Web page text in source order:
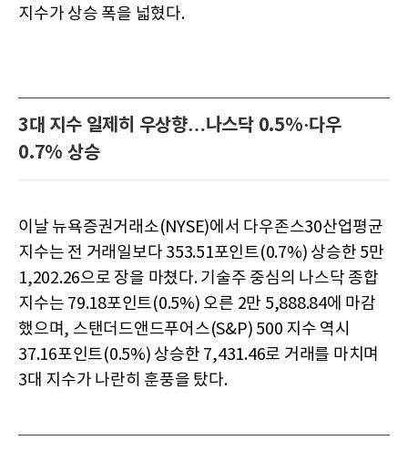
지수가 상승 폭을 넓혔다.
3대 지수 일제히 우상향…나스닥 0.5%·다우
0.7% 상승
이날 뉴욕증권거래소(NYSE)에서 다우존스30산업평균
지수는 전 거래일보다 353.51포인트(0.7%) 상승한 5만
1,202.26으로 장을 마쳤다. 기술주 중심의 나스닥 종합
지수는 79.18포인트(0.5%) 오른 2만 5,888.84에 마감
했으며, 스탠더드앤드푸어스(S&P) 500 지수 역시
37.16포인트(0.5%) 상승한 7,431.46로 거래를 마치며
3대 지수가 나란히 훈풍을 탔다.